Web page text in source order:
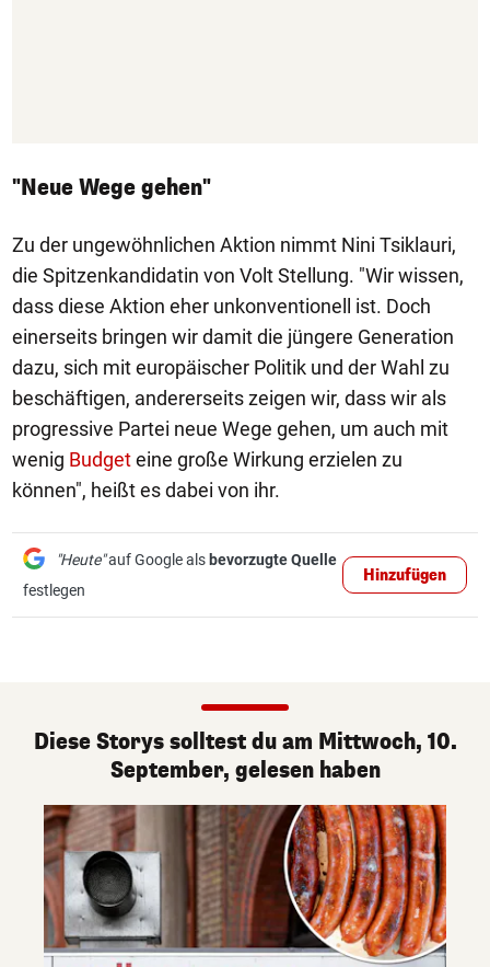
"Neue Wege gehen"
Zu der ungewöhnlichen Aktion nimmt Nini Tsiklauri,
die Spitzenkandidatin von Volt Stellung. "Wir wissen,
dass diese Aktion eher unkonventionell ist. Doch
einerseits bringen wir damit die jüngere Generation
dazu, sich mit europäischer Politik und der Wahl zu
beschäftigen, andererseits zeigen wir, dass wir als
progressive Partei neue Wege gehen, um auch mit
wenig Budgeteine große Wirkung erzielen zu
können", heißt es dabei von ihr.
"Heute"auf Google als bevorzugte Quelle
festlegen
Hinzufügen
Diese Storys solltest du am Mittwoch, 10.
September, gelesen haben